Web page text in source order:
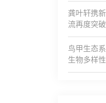
龚叶轩携
流再度突破
鸟甲生态
生物多样